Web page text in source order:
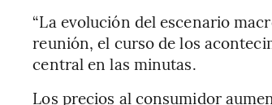
“La evolución del escenario
reunión, el curso de los
central en las minutas.
Los precios al consumidor